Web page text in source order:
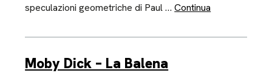
speculazioni geometriche di Paul …Continua
Moby Dick – La Balena